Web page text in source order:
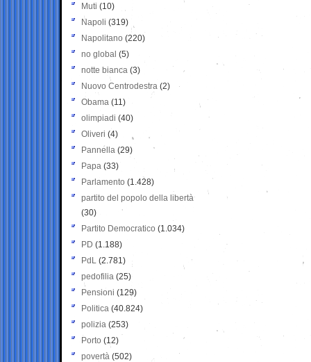
Muti (10)
Napoli (319)
Napolitano (220)
no global (5)
notte bianca (3)
Nuovo Centrodestra (2)
Obama (11)
olimpiadi (40)
Oliveri (4)
Pannella (29)
Papa (33)
Parlamento (1.428)
partito del popolo della libertà
(30)
Partito Democratico (1.034)
PD (1.188)
PdL (2.781)
pedofilia (25)
Pensioni (129)
Politica (40.824)
polizia (253)
Porto (12)
povertà (502)